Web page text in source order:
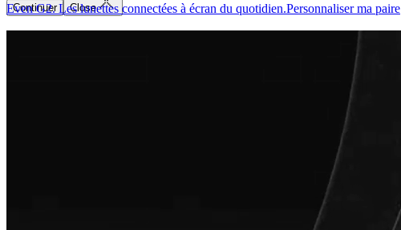
Continuer Close
Even G2. Les lunettes connectées à écran du quotidien.Personnaliser ma paire